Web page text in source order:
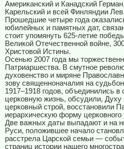
Американский и Канадский
Карельский и всей Финляндии Лев.
Прошедшие четыре года
юбилейных и памятных дат,
стоит упомянуть 625-летие
Великой Отечественной войне,
Христовой Истины.
Осенью 2007 года мы
Патриаршества. В смутное
духовенство и миряне
зову священноначалия на
1917–1918 годов, объединились
церковную жизнь, обсудили,
церковный строй, восстановили
иерархическую форму церковного
Две важных даты выпадают и на
Руси, положившее начало
расстрела Царской семьи —
страниц истории нашего